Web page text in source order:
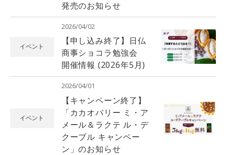
発売のお知らせ
イベント
2026/04/02
【申し込み終了】日仏
商事ショコラ勉強会
開催情報 (2026年5月)
イベント
2026/04/01
【キャンペーン終了】
「カカオバリー ミ・ア
メール＆ラクテ ル・デ
クーブル キャンペー
ン」のお知らせ